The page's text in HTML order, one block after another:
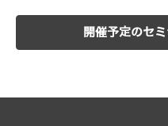
開催予定のセ